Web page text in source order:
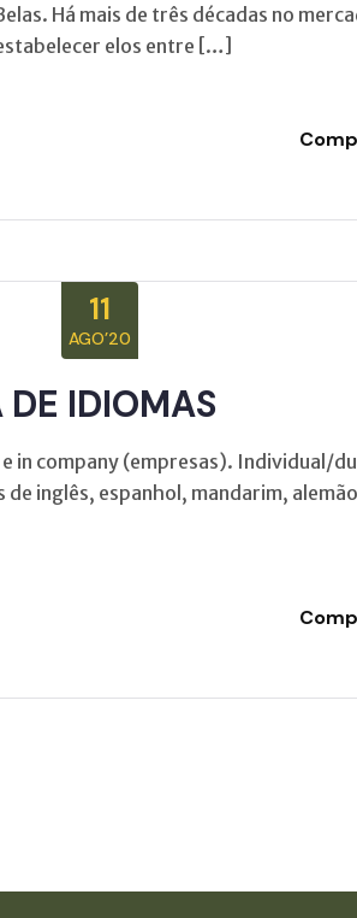
Há mais de três décadas no
elos entre […]
11
AGO’20
DE IDIOMAS
in company (empresas). Individual/
inglês, espanhol, mandarim,